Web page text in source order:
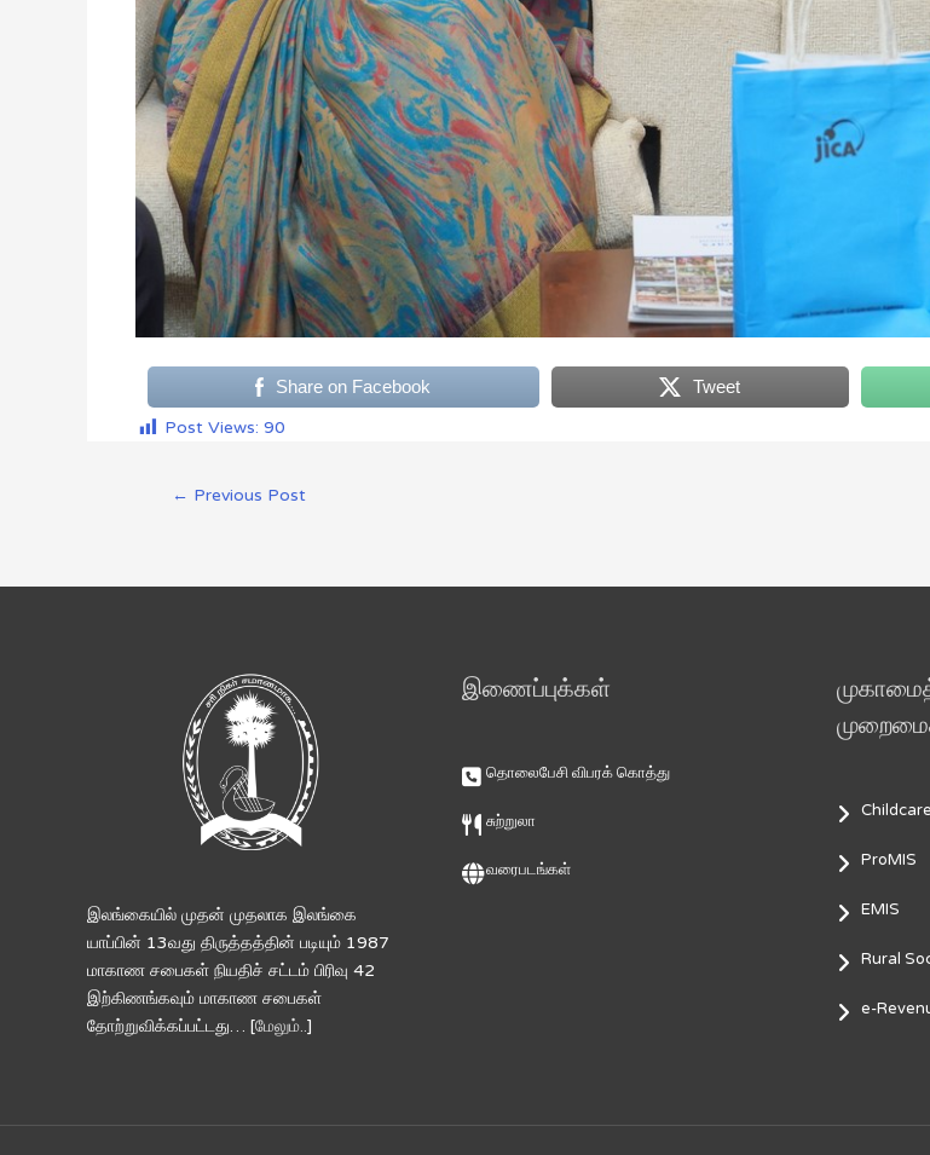
Share on Facebook Tweet
Post Views: 90
← Previous Post
இலங்கையில் முதன் முதலாக இலங்கை
யாப்பின் 13வது திருத்தத்தின் படியும் 1987
மாகாண சபைகள் நியதிச் சட்டம் பிரிவு 42
இற்கிணங்கவும் மாகாண சபைகள்
தோற்றுவிக்கப்பட்டது… [மேலும்..]
இணைப்புக்கள்
தொலைபேசி விபரக் கொத்து
சுற்றுலா
வரைபடங்கள்
ProMIS
EMIS
Rural
e-